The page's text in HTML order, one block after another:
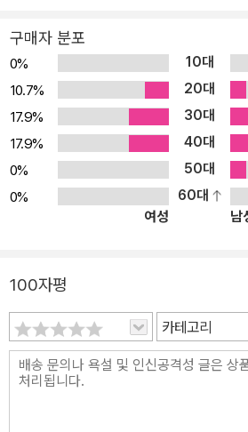
구매자 분포
0% 10대
10.7%
20대
17.9%
30대
17.9%
40대
0%
50대
0%
60대
여성
남
100자평
카테고리